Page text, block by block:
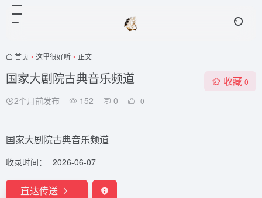
首页 • 这里很好听 • 正文
国家大剧院古典音乐频道
2个月前发布 152 0 0
收藏 0
国家大剧院古典音乐频道
收录时间： 2026-06-07
直达传送